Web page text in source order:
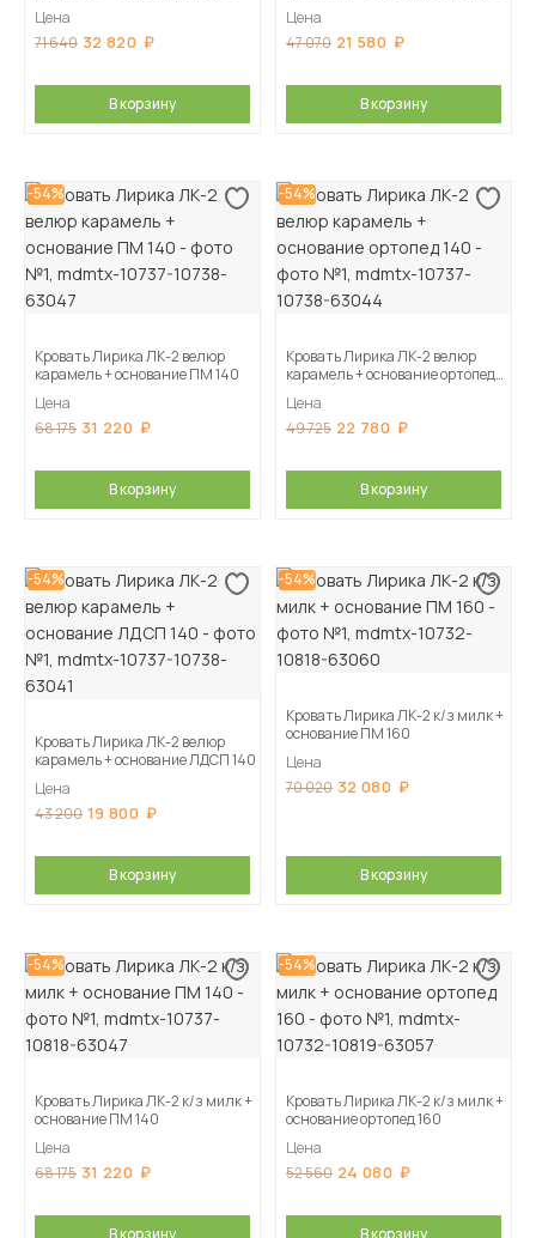
Цена
71 640 32 820
В корзину
Цена
47 070 21 580
В корзину
-54%
Кровать Лирика ЛК-2 велюр
карамель + основание ПМ 140
Цена
68 175 31 220
В корзину
-54%
Кровать Лирика ЛК-2 велюр
карамель + основание ортопед
Цена
49 725 22 780
В корзину
-54%
Кровать Лирика ЛК-2 велюр
карамель + основание ЛДСП 140
Цена
43 200 19 800
В корзину
-54%
Кровать Лирика ЛК-2 к/з милк +
основание ПМ 160
Цена
70 020 32 080
В корзину
-54%
Кровать Лирика ЛК-2 к/з милк +
основание ПМ 140
Цена
68 175 31 220
В корзину
-54%
Кровать Лирика ЛК-2 к/з милк +
основание ортопед 160
Цена
52 560 24 080
В корзину